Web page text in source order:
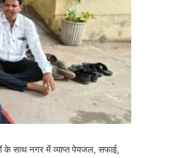
के साथ नगर में व्याप्त पेयजल, सफाई,